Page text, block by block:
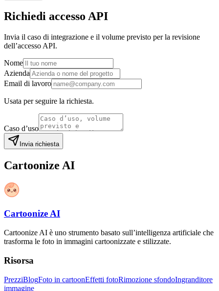
Richiedi accesso API
Invia il caso di integrazione e il volume previsto per la revisione
dell’accesso API.
Nome
Azienda
Email di lavoro
Usata per seguire la richiesta.
Caso d’uso
Invia richiesta
Cartoonize AI
Cartoonize AI
Cartoonize AI è uno strumento basato sull’intelligenza artificiale che
trasforma le foto in immagini cartoonizzate e stilizzate.
Risorsa
PrezziBlogFoto in cartoonEffetti fotoRimozione sfondoIngranditore
immagine